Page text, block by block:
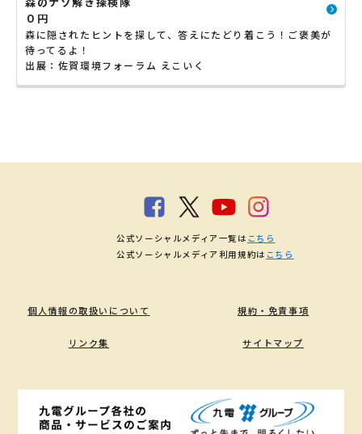
０円
森に隠されたヒントを探して、答えにたどり着こう！ご褒美が
待ってるよ！
出展：佐賀環境フォーラム えこいく
個人情報の取扱いについて 規約・免責事項
リンク集 サイトマップ
公式ソーシャルメディア一覧は こちら
公式ソーシャルメディア利用規約は こちら